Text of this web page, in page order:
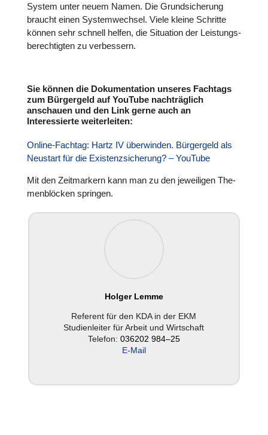
System unter neuem Namen. Die Grund­si­che­rung
braucht einen Sys­tem­wech­sel. Viele kleine Schritte
können sehr schnell helfen, die Situa­tion der Leis­tungs­
be­rech­tig­ten zu ver­bes­sern.
Sie können die Dokumentation unseres Fachtags
zum Bürgergeld auf YouTube nachträglich
anschauen und den Link gerne auch an
Interessierte weiterleiten:
Online-Fachtag: Hartz IV über­win­den. Bür­ger­geld als
Neustart für die Exis­tenz­si­che­rung? – YouTube
Mit den Zeit­mar­kern kann man zu den jewei­li­gen The­
men­blö­cken springen.
Holger Lemme
Referent für den KDA in der EKM
Stu­di­en­lei­ter für Arbeit und Wirt­schaft
Telefon: 036202 984–25
E‑Mail